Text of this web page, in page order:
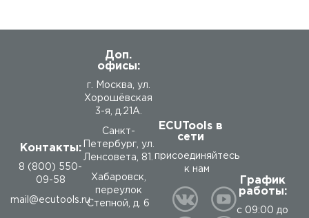
Контакты:
8 (800) 550-
09-58
mail@ecutools.ru
Доп.
офисы:
г. Москва, ул.
Хорошёвская
3-я, д.21А.
Санкт-
Петербург, ул.
Ленсовета, 81.
Хабаровск,
переулок
Степной, д. 6
ECUTools в
сети
присоединяйтесь
к нам
График
работы:
с 09:00 до